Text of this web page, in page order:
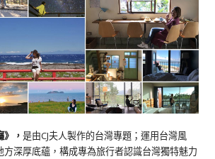
， 是由CJ夫人製作的台灣專題；運用台灣風
方深厚底蘊，構成專為旅行者認識台灣獨特魅力